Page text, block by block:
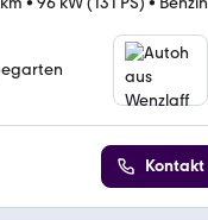
Kontakt